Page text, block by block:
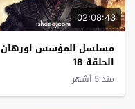
02:08:43
مسلسل المؤسس اورهان
الحلقة 18
منذ 5 أشهر